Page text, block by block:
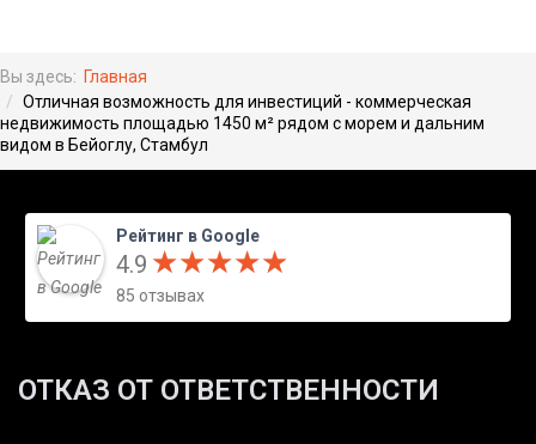
Вы здесь: Главная
Отличная возможность для инвестиций - коммерческая
недвижимость площадью 1450 м² рядом с морем и дальним
видом в Бейоглу, Стамбул
Рейтинг в Google
4.9 ★★★★★
★★★★★
85 отзывах
ОТКАЗ ОТ ОТВЕТСТВЕННОСТИ